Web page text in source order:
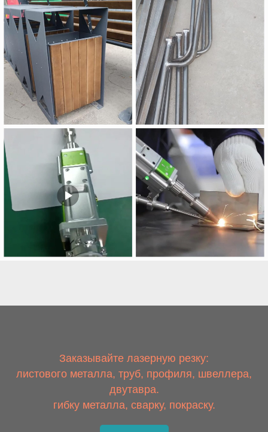
Заказывайте лазерную резку:
листового металла, труб, профиля, швеллера,
двутавра.
гибку металла, сварку, покраску.